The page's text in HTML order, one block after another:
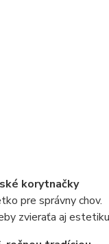
korytnačky
pre správny chov.
zvieraťa aj